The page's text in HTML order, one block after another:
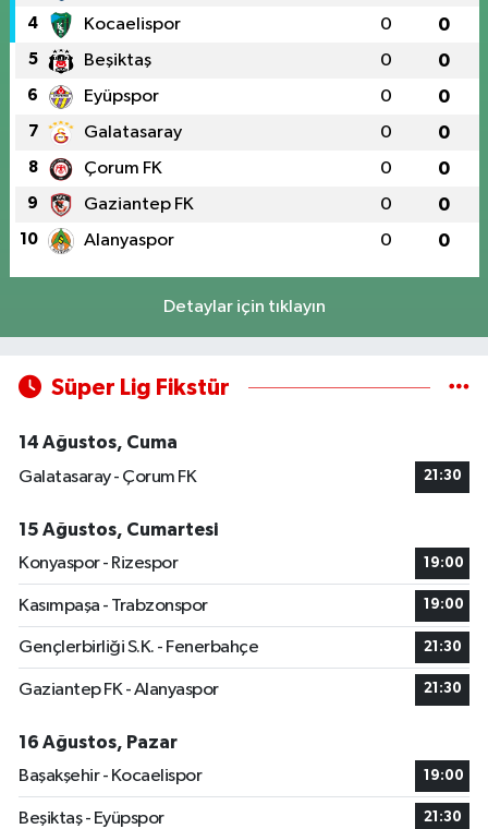
4 Kocaelispor 0 0
5 Beşiktaş 0 0
6 Eyüpspor 0 0
7 Galatasaray 0 0
8 Çorum FK 0 0
9 Gaziantep FK 0 0
10 Alanyaspor 0 0
Detaylar için tıklayın
Süper Lig Fikstür
14 Ağustos, Cuma
Galatasaray - Çorum FK
21:30
15 Ağustos, Cumartesi
Konyaspor - Rizespor
19:00
Kasımpaşa - Trabzonspor 19:00
Gençlerbirliği S.K. - Fenerbahçe 21:30
Gaziantep FK - Alanyaspor 21:30
16 Ağustos, Pazar
Başakşehir - Kocaelispor
19:00
Beşiktaş - Eyüpspor 21:30